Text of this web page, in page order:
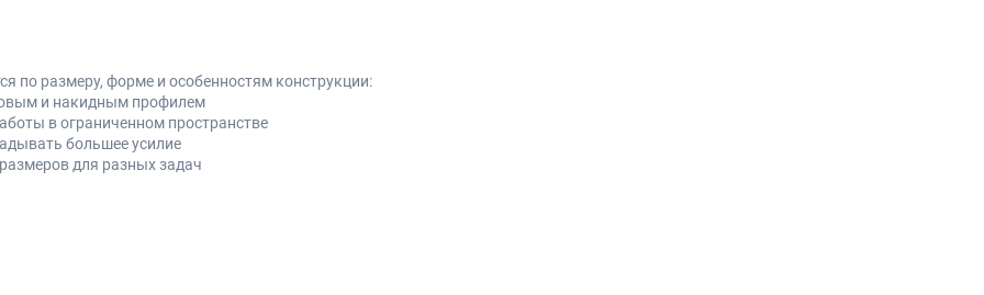
по размеру, форме и особенностям конструкции:
и накидным профилем
в ограниченном пространстве
большее усилие
для разных задач
профиля